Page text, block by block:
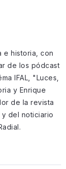
e historia, con
de los pódcast
IFAL, "Luces,
y Enrique
de la revista
y del noticiario